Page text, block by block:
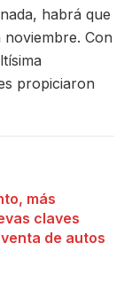
habrá que
Con
propiciaron
más
claves
de autos